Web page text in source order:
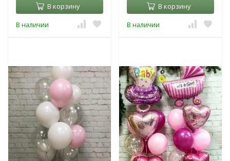
В корзину
В наличии
В корзину
В наличии